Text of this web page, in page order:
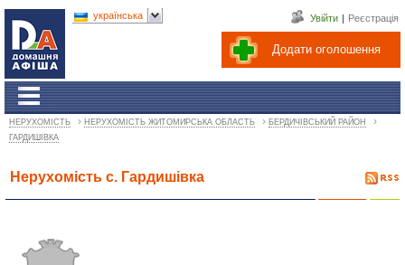
Додати оголошення
Увійти | Реєстрація
українська
НЕРУХОМІСТЬ › НЕРУХОМІСТЬ ЖИТОМИРСЬКА ОБЛАСТЬ › БЕРДИЧІВСЬКИЙ РАЙОН ›
ГАРДИШІВКА
Нерухомість с. Гардишівка